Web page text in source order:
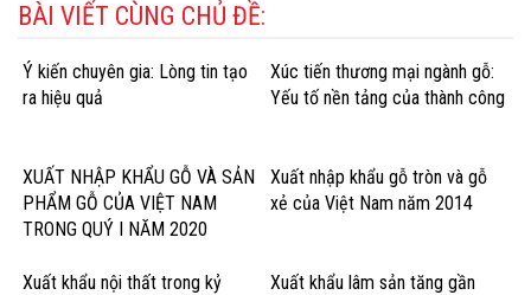
BÀI VIẾT CÙNG CHỦ ĐỀ:
Ý kiến chuyên gia: Lòng tin tạo
ra hiệu quả
Xúc tiến thương mại ngành gỗ:
Yếu tố nền tảng của thành công
XUẤT NHẬP KHẨU GỖ VÀ SẢN
PHẨM GỖ CỦA VIỆT NAM
TRONG QUÝ I NĂM 2020
Xuất nhập khẩu gỗ tròn và gỗ
xẻ của Việt Nam năm 2014
Xuất khẩu nội thất trong kỷ
Xuất khẩu lâm sản tăng gần